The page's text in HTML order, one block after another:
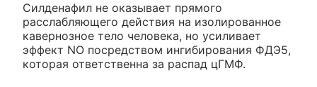
Силденафил не оказывает прямого
расслабляющего действия на изолированное
кавернозное тело человека, но усиливает
эффект NO посредством ингибирования ФДЭ5,
которая ответственна за распад цГМФ.